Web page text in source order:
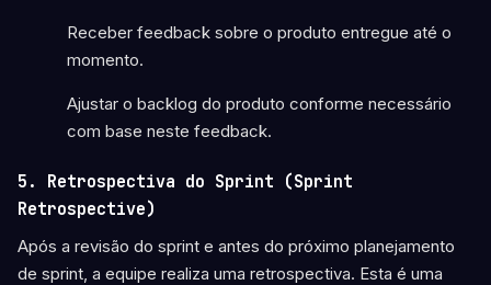
Receber feedback sobre o produto entregue até o
momento.
Ajustar o backlog do produto conforme necessário
com base neste feedback.
5. Retrospectiva do Sprint (Sprint
Retrospective)
Após a revisão do sprint e antes do próximo planejamento
de sprint, a equipe realiza uma retrospectiva. Esta é uma